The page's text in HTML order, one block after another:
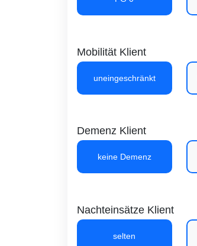
Mobilität Klient
uneingeschränkt
Demenz Klient
keine Demenz
Nachteinsätze Klient
selten